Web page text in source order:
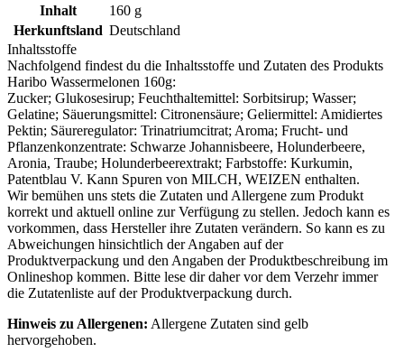
Inhalt 160 g
Herkunftsland Deutschland
Inhaltsstoffe
Nachfolgend findest du die Inhaltsstoffe und Zutaten des Produkts
Haribo Wassermelonen 160g:
Zucker; Glukosesirup; Feuchthaltemittel: Sorbitsirup; Wasser;
Gelatine; Säuerungsmittel: Citronensäure; Geliermittel: Amidiertes
Pektin; Säureregulator: Trinatriumcitrat; Aroma; Frucht- und
Pflanzenkonzentrate: Schwarze Johannisbeere, Holunderbeere,
Aronia, Traube; Holunderbeerextrakt; Farbstoffe: Kurkumin,
Patentblau V. Kann Spuren von MILCH, WEIZEN enthalten.
Wir bemühen uns stets die Zutaten und Allergene zum Produkt
korrekt und aktuell online zur Verfügung zu stellen. Jedoch kann es
vorkommen, dass Hersteller ihre Zutaten verändern. So kann es zu
Abweichungen hinsichtlich der Angaben auf der
Produktverpackung und den Angaben der Produktbeschreibung im
Onlineshop kommen. Bitte lese dir daher vor dem Verzehr immer
die Zutatenliste auf der Produktverpackung durch.
Hinweis zu Allergenen: Allergene Zutaten sind gelb
hervorgehoben.